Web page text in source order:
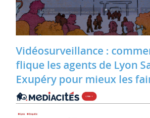
Vidéosurveillance :
flique les agents de Lyon
Exupéry pour mieux les